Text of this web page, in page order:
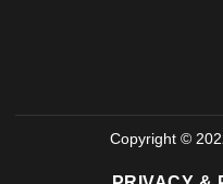
Copyright ©